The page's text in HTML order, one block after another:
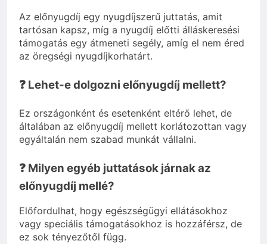
Az előnyugdíj egy nyugdíjszerű juttatás, amit
tartósan kapsz, míg a nyugdíj előtti álláskeresési
támogatás egy átmeneti segély, amíg el nem éred
az öregségi nyugdíjkorhatárt.
❓ Lehet-e dolgozni előnyugdíj mellett?
Ez országonként és esetenként eltérő lehet, de
általában az előnyugdíj mellett korlátozottan vagy
egyáltalán nem szabad munkát vállalni.
❓ Milyen egyéb juttatások járnak az
előnyugdíj mellé?
Előfordulhat, hogy egészségügyi ellátásokhoz
vagy speciális támogatásokhoz is hozzáférsz, de
ez sok tényezőtől függ.